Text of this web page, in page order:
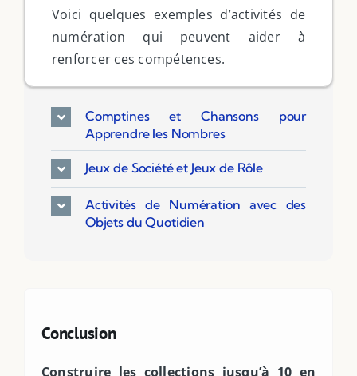
Voici quelques exemples d’activités de
numération qui peuvent aider à
renforcer ces compétences.
Comptines et Chansons pour
Apprendre les Nombres
Jeux de Société et Jeux de Rôle
Activités de Numération avec des
Objets du Quotidien
Conclusion
Construire les collections jusqu’à 10 en